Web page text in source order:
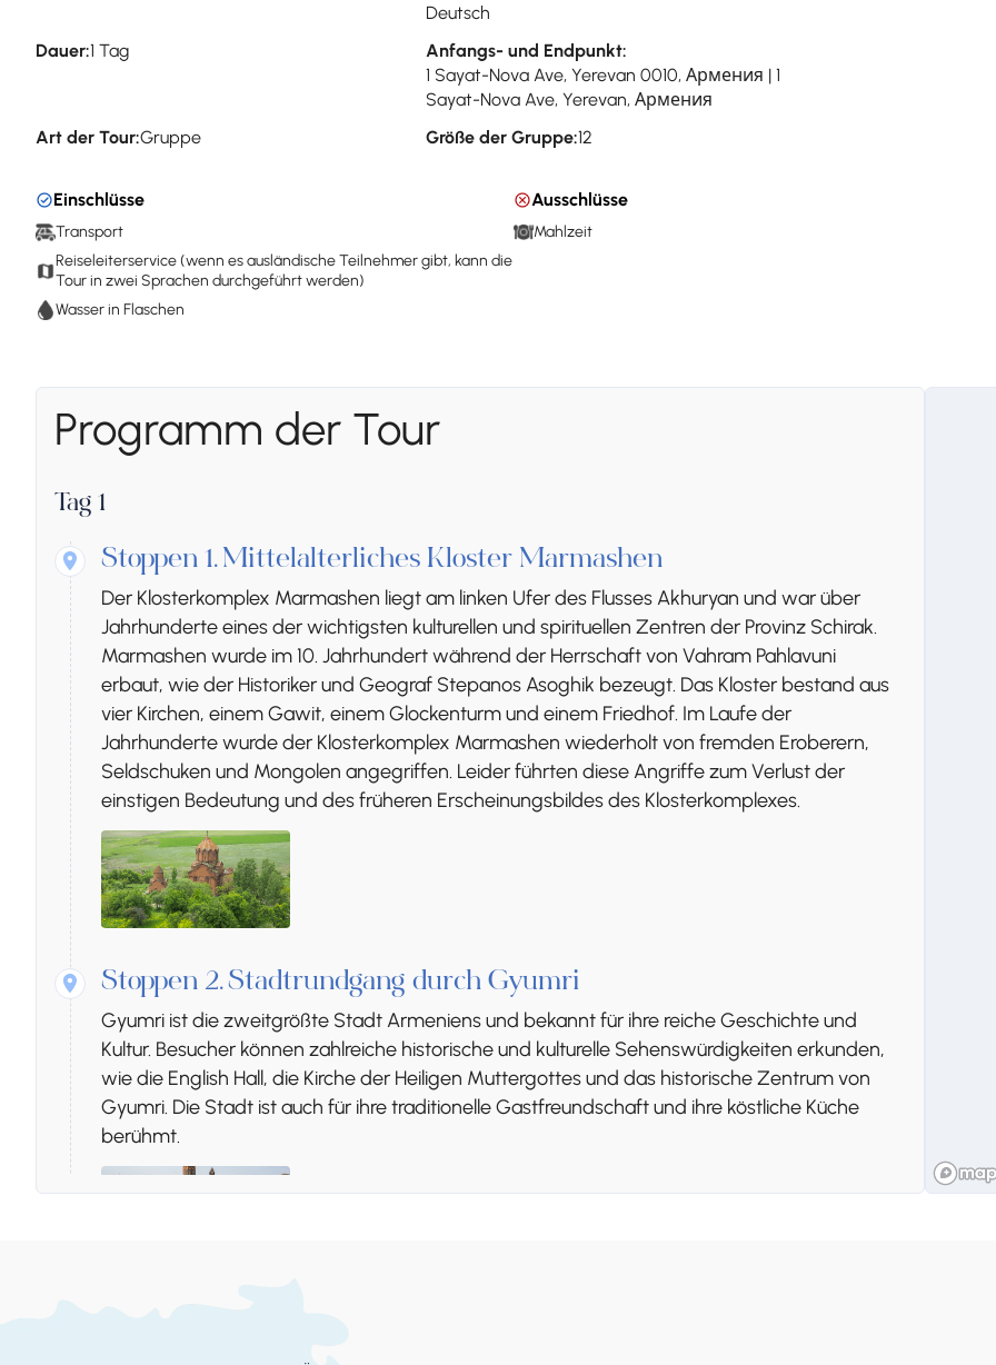
Deutsch
Dauer:1 Tag
Anfangs- und Endpunkt:
1 Sayat-Nova Ave, Yerevan 0010, Армения | 1
Sayat-Nova Ave, Yerevan, Армения
Art der Tour:Gruppe Größe der Gruppe:12
Einschlüsse
Transport
Reiseleiterservice (wenn es ausländische Teilnehmer gibt, kann die
Tour in zwei Sprachen durchgeführt werden)
Wasser in Flaschen
Ausschlüsse
Mahlzeit
Programm der Tour
Tag 1
Stoppen 1. Mittelalterliches Kloster Marmashen
Der Klosterkomplex Marmashen liegt am linken Ufer des Flusses Akhuryan und war über
Jahrhunderte eines der wichtigsten kulturellen und spirituellen Zentren der Provinz Schirak.
Marmashen wurde im 10. Jahrhundert während der Herrschaft von Vahram Pahlavuni
erbaut, wie der Historiker und Geograf Stepanos Asoghik bezeugt. Das Kloster bestand aus
vier Kirchen, einem Gawit, einem Glockenturm und einem Friedhof. Im Laufe der
Jahrhunderte wurde der Klosterkomplex Marmashen wiederholt von fremden Eroberern,
Seldschuken und Mongolen angegriffen. Leider führten diese Angriffe zum Verlust der
einstigen Bedeutung und des früheren Erscheinungsbildes des Klosterkomplexes.
Stoppen 2.Stadtrundgang durch Gyumri
Gyumri ist die zweitgrößte Stadt Armeniens und bekannt für ihre reiche Geschichte und
Kultur. Besucher können zahlreiche historische und kulturelle Sehenswürdigkeiten erkunden,
wie die English Hall, die Kirche der Heiligen Muttergottes und das historische Zentrum von
Gyumri. Die Stadt ist auch für ihre traditionelle Gastfreundschaft und ihre köstliche Küche
berühmt.
Stoppen 3.